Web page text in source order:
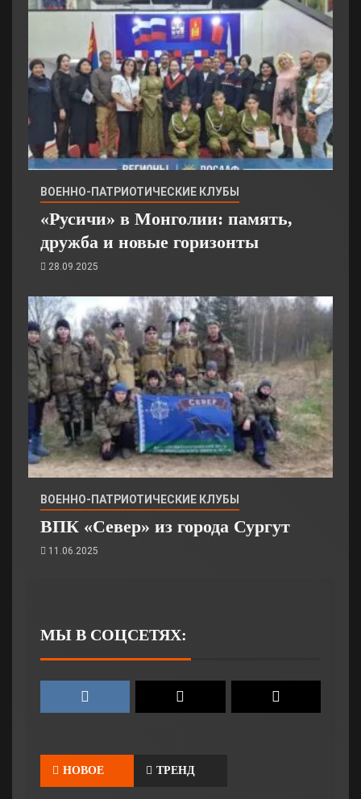
ВОЕННО-ПАТРИОТИЧЕСКИЕ КЛУБЫ
«Русичи» в Монголии: память,
дружба и новые горизонты
28.09.2025
ВОЕННО-ПАТРИОТИЧЕСКИЕ КЛУБЫ
ВПК «Север» из города Сургут
11.06.2025
МЫ В СОЦСЕТЯХ:
НОВОЕ ТРЕНД